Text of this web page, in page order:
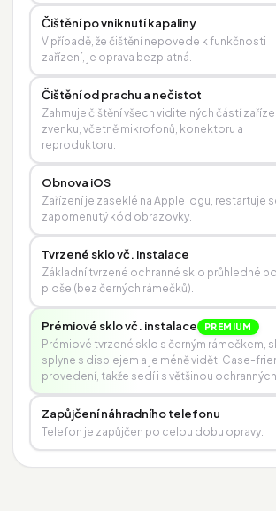
Čištění po vniknutí kapaliny
V případě, že čištění nepovede k funkčnosti
zařízení, je oprava bezplatná.
Čištění od prachu a nečistot
Zahrnuje čištění všech viditelných částí
zvenku, včetně mikrofonů, konektoru a
reproduktoru.
Obnova iOS
Zařízení je zaseklé na Apple logu, restartuje
zapomenutý kód obrazovky.
Tvrzené sklo vč. instalace
Základní tvrzené ochranné sklo průhledné
ploše (bez černých rámečků).
Prémiové sklo vč. instalace PREMIUM
Prémiové tvrzené sklo s černým rámečkem,
splyne s displejem a je méně vidět. Case-
provedení, takže sedí i s většinou
Zapůjčení náhradního telefonu
Telefon je zapůjčen po celou dobu opravy.